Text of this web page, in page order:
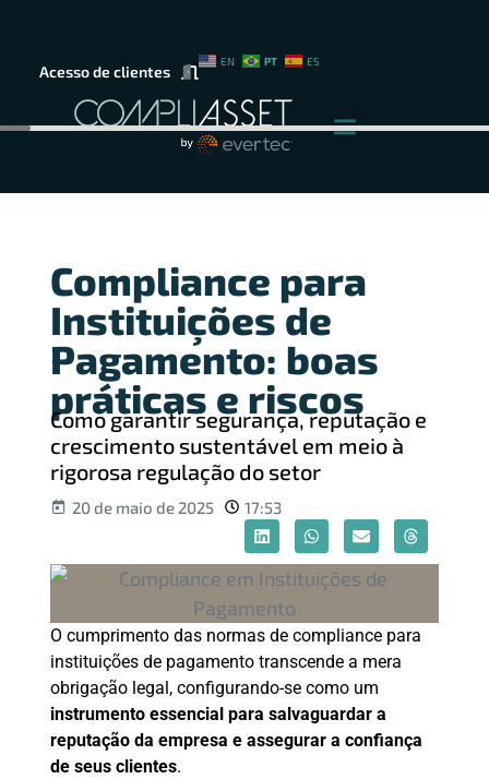
Acesso de clientes
EN PT ES
Compliance para
Instituições de
Pagamento: boas
práticas e riscos
Como garantir segurança, reputação e
crescimento sustentável em meio à
rigorosa regulação do setor
20 de maio de 2025 17:53
O cumprimento das normas de compliance para
instituições de pagamento transcende a mera
obrigação legal, configurando-se como um
instrumento essencial para salvaguardar a
reputação da empresa e assegurar a confiança
de seus clientes.